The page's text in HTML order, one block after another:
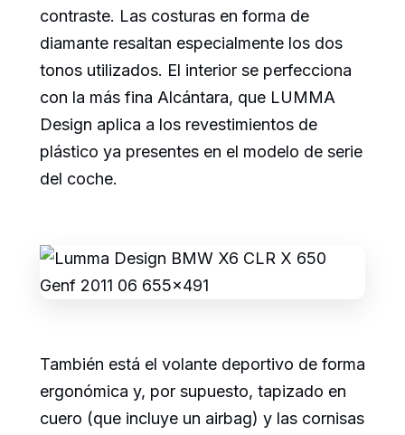
contraste. Las costuras en forma de
diamante resaltan especialmente los dos
tonos utilizados. El interior se perfecciona
con la más fina Alcántara, que LUMMA
Design aplica a los revestimientos de
plástico ya presentes en el modelo de serie
del coche.
También está el volante deportivo de forma
ergonómica y, por supuesto, tapizado en
cuero (que incluye un airbag) y las cornisas